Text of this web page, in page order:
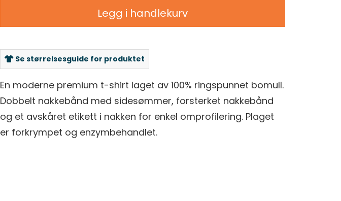
Legg i handlekurv
Se størrelsesguide for produktet
En moderne premium t-shirt laget av 100% ringspunnet bomull.
Dobbelt nakkebånd med sidesømmer, forsterket nakkebånd
og et avskåret etikett i nakken for enkel omprofilering. Plaget
er forkrympet og enzymbehandlet.